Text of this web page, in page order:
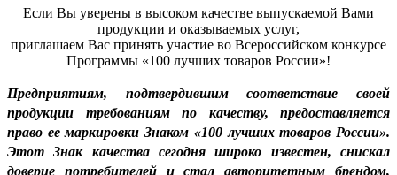
Если Вы уверены в высоком качестве выпускаемой Вами
продукции и оказываемых услуг,
приглашаем Вас принять участие во Всероссийском конкурсе
Программы «100 лучших товаров России»!
Предприятиям, подтвердившим соответствие своей
продукции требованиям по качеству, предоставляется
право ее маркировки Знаком «100 лучших товаров России».
Этот Знак качества сегодня широко известен, снискал
доверие потребителей и стал авторитетным брендом,